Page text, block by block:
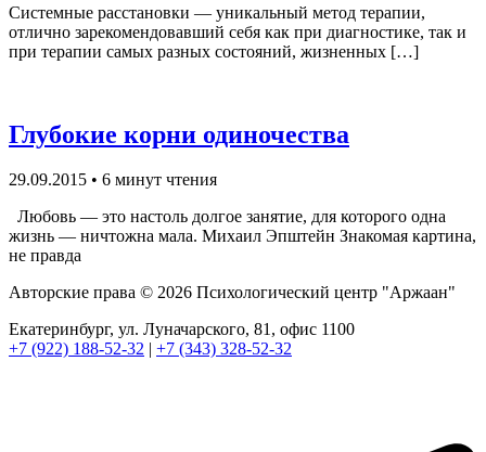
Системные расстановки — уникальный метод терапии,
отлично зарекомендовавший себя как при диагностике, так и
при терапии самых разных состояний, жизненных […]
Глубокие корни одиночества
29.09.2015 • 6 минут чтения
Любовь — это настоль долгое занятие, для которого одна
жизнь — ничтожна мала. Михаил Эпштейн Знакомая картина,
не правда
Авторские права © 2026 Психологический центр "Аржаан"
Екатеринбург, ул. Луначарского, 81, офис 1100
+7 (922) 188-52-32
+7 (343) 328-52-32